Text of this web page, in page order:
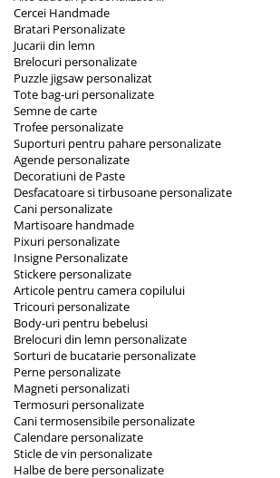
Cercei Handmade
Bratari Personalizate
Jucarii din lemn
Brelocuri personalizate
Puzzle jigsaw personalizat
Tote bag-uri personalizate
Semne de carte
Trofee personalizate
Suporturi pentru pahare personalizate
Agende personalizate
Decoratiuni de Paste
Desfacatoare si tirbusoane personalizate
Cani personalizate
Martisoare handmade
Pixuri personalizate
Insigne Personalizate
Stickere personalizate
Articole pentru camera copilului
Tricouri personalizate
Body-uri pentru bebelusi
Brelocuri din lemn personalizate
Sorturi de bucatarie personalizate
Perne personalizate
Magneti personalizati
Termosuri personalizate
Cani termosensibile personalizate
Calendare personalizate
Sticle de vin personalizate
Halbe de bere personalizate